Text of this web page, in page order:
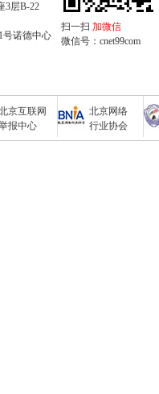
3层B-22
号诺德中心
扫一扫 加微信
微信号：cnet99com
京互联网
报中心
北京网络
行业协会